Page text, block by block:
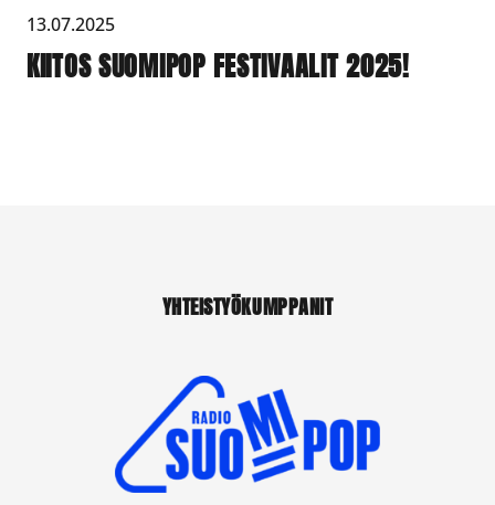
13.07.2025
KIITOS SUOMIPOP FESTIVAALIT 2025!
YHTEISTYÖKUMPPANIT